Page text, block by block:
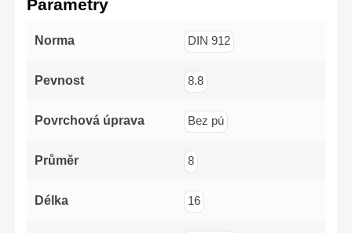
(-)6x125mm,PH1x100mm,
PZ1x100mm,
Parametry
Norma DIN 912
Pevnost 8.8
Povrchová úprava Bez pú
Průměr 8
Délka 16